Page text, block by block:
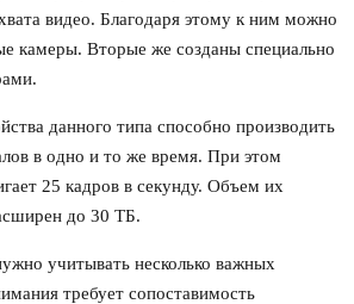
видео. Благодаря этому к ним можно
камеры. Вторые же созданы специально
данного типа способно производить
в одно и то же время. При этом
25 кадров в секунду. Объем их
до 30 ТБ.
учитывать несколько важных
требует сопоставимость